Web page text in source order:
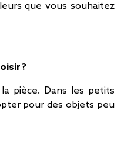
que vous souhaitez
?
pièce. Dans les petits
pour des objets peu